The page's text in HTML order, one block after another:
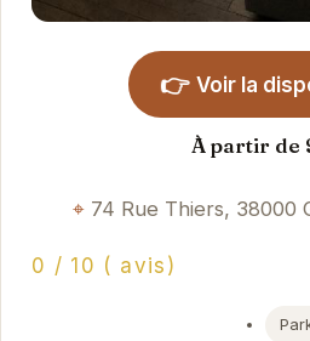
👉 Voir la
À partir de
74 Rue Thiers, 38000
0 / 10 ( avis)